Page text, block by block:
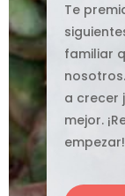
Te
familiar
a crecer
mejor.
empezar!